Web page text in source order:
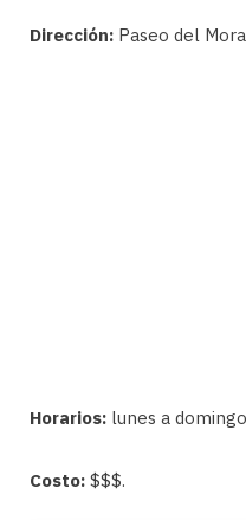
Dirección: Paseo del
Horarios: lunes a
Costo: $$$.